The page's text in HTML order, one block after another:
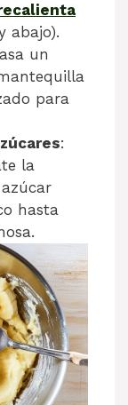
abajo).
un
para
:
la
hasta